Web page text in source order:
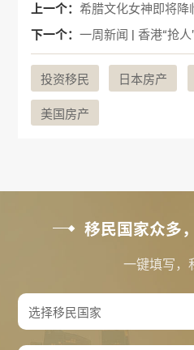
上一个：
下一个：
投资移民 日本房产
美国房产
移民国家众多
一键填写，